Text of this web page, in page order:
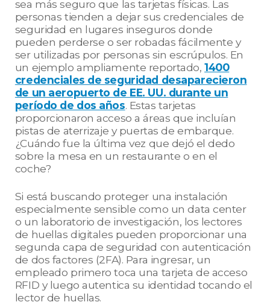
sea más seguro que las tarjetas físicas. Las
personas tienden a dejar sus credenciales de
seguridad en lugares inseguros donde
pueden perderse o ser robadas fácilmente y
ser utilizadas por personas sin escrúpulos. En
un ejemplo ampliamente reportado,1400
credenciales de seguridad desaparecieron
de un aeropuerto de EE. UU. durante un
período de dos años. Estas tarjetas
proporcionaron acceso a áreas que incluían
pistas de aterrizaje y puertas de embarque.
¿Cuándo fue la última vez que dejó el dedo
sobre la mesa en un restaurante o en el
coche?
Si está buscando proteger una instalación
especialmente sensible como un data center
o un laboratorio de investigación, los lectores
de huellas digitales pueden proporcionar una
segunda capa de seguridad con autenticación
de dos factores (2FA). Para ingresar, un
empleado primero toca una tarjeta de acceso
RFID y luego autentica su identidad tocando el
lector de huellas.